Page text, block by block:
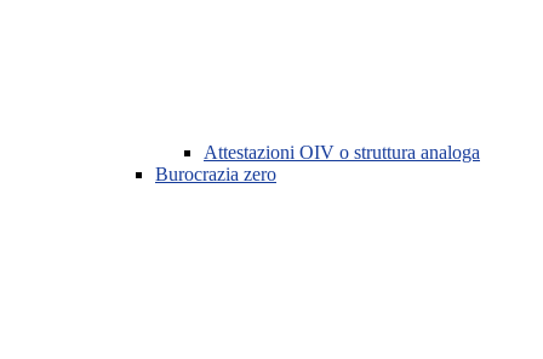
Attestazioni OIV o struttura analoga
Burocrazia zero